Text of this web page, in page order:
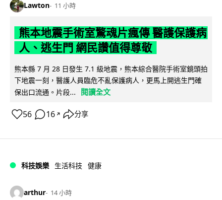
Lawton 11 小時
熊本地震手術室驚魂片瘋傳 醫護保護病
人、逃生門 網民讚值得尊敬
熊本縣 7 月 28 日發生 7.1 級地震，熊本綜合醫院手術室鏡頭拍
下地震一刻，醫護人員臨危不亂保護病人，更馬上開逃生門確
保出口流通。片段...
閱讀全文
56 16 ↗ 分享
科技娛樂 生活科技 健康
arthur 14 小時